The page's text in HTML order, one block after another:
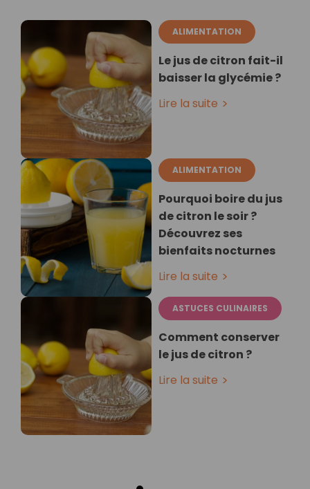
ALIMENTATION
Le jus de citron fait-il
baisser la glycémie ?
Lire la suite
ALIMENTATION
Pourquoi boire du jus
de citron le soir ?
Découvrez ses
bienfaits nocturnes
Lire la suite
ASTUCES CULINAIRES
Comment conserver
le jus de citron ?
Lire la suite